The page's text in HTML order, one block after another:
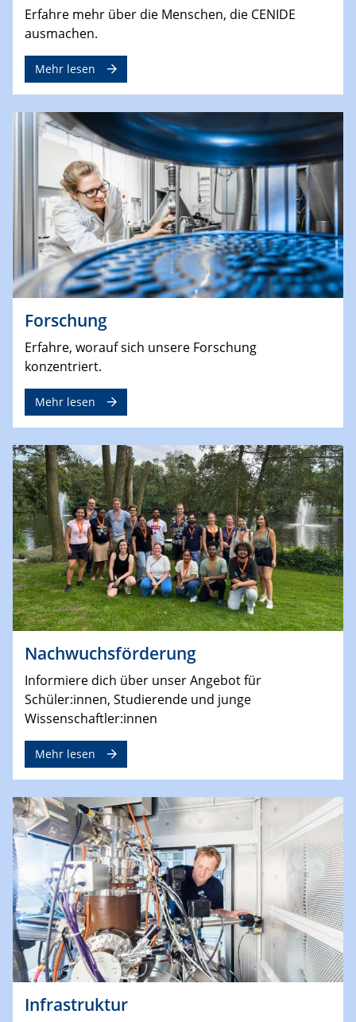
Erfahre mehr über die Menschen, die CENIDE
ausmachen.
Mehr lesen
Forschung
Erfahre, worauf sich unsere Forschung
konzentriert.
Mehr lesen
Nachwuchsförderung
Informiere dich über unser Angebot für
Schüler:innen, Studierende und junge
Wissenschaftler:innen
Mehr lesen
Infrastruktur